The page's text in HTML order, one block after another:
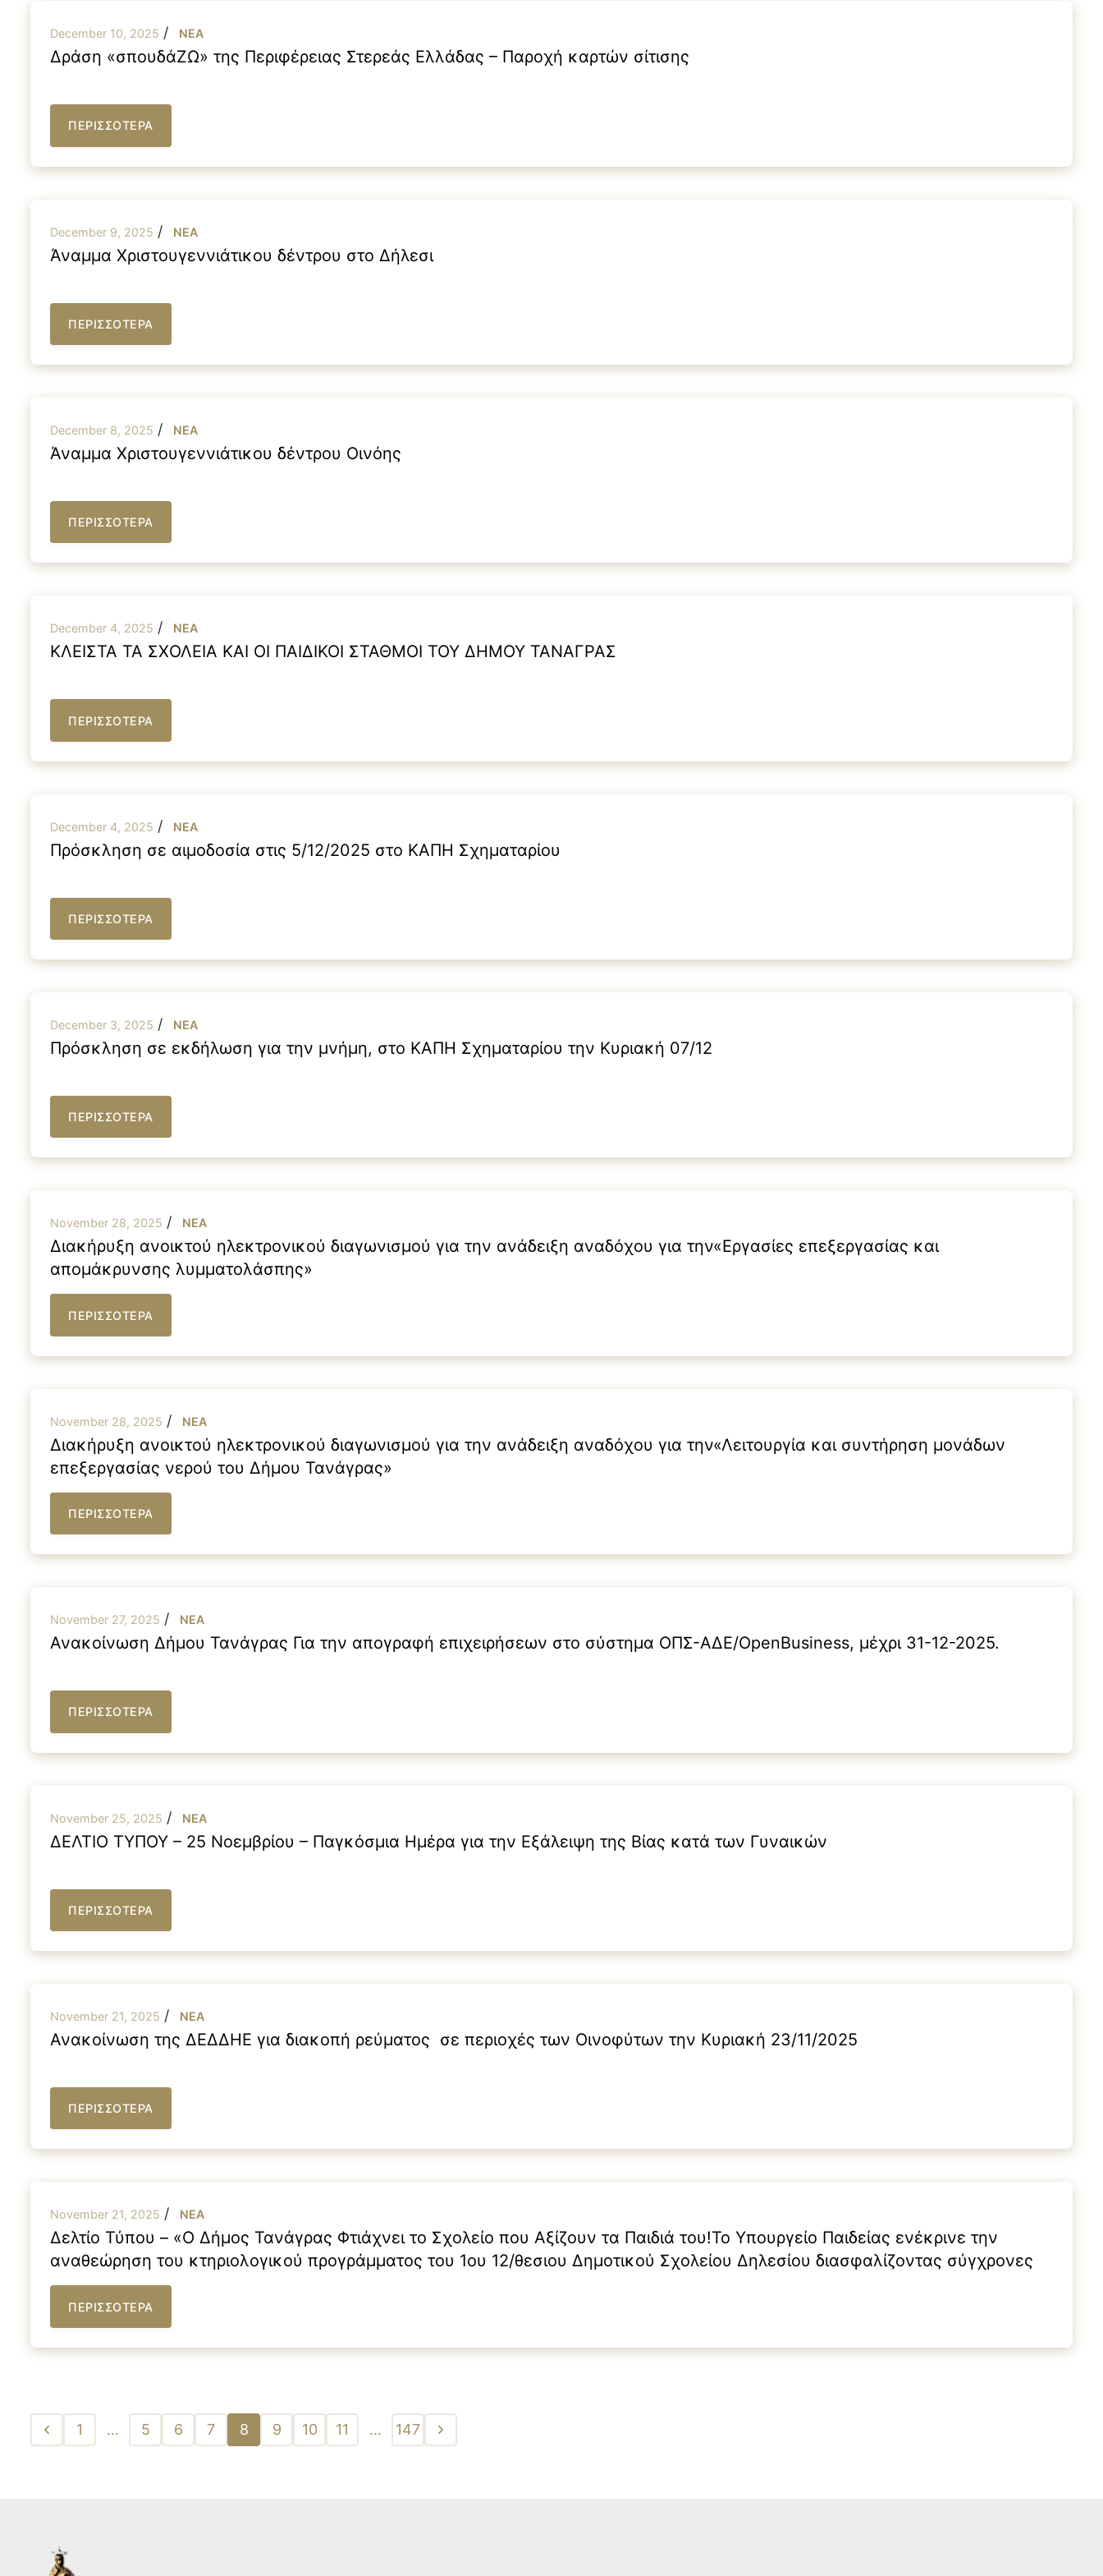
December 10, 2025 / NEA
Δράση «σπουδάΖΩ» της Περιφέρειας Στερεάς Ελλάδας – Παροχή καρτών σίτισης
ΠΕΡΙΣΣΟΤΕΡΑ
December 9, 2025 / NEA
Άναμμα Χριστουγεννιάτικου δέντρου στο Δήλεσι
ΠΕΡΙΣΣΟΤΕΡΑ
December 8, 2025 / NEA
Άναμμα Χριστουγεννιάτικου δέντρου Οινόης
ΠΕΡΙΣΣΟΤΕΡΑ
December 4, 2025 / NEA
ΚΛΕΙΣΤΑ ΤΑ ΣΧΟΛΕΙΑ ΚΑΙ ΟΙ ΠΑΙΔΙΚΟΙ ΣΤΑΘΜΟΙ ΤΟΥ ΔΗΜΟΥ ΤΑΝΑΓΡΑΣ
ΠΕΡΙΣΣΟΤΕΡΑ
December 4, 2025 / NEA
Πρόσκληση σε αιμοδοσία στις 5/12/2025 στο ΚΑΠΗ Σχηματαρίου
ΠΕΡΙΣΣΟΤΕΡΑ
December 3, 2025 / NEA
Πρόσκληση σε εκδήλωση για την μνήμη, στο ΚΑΠΗ Σχηματαρίου την Κυριακή 07/12
ΠΕΡΙΣΣΟΤΕΡΑ
November 28, 2025 / NEA
Διακήρυξη ανοικτού ηλεκτρονικού διαγωνισμού για την ανάδειξη αναδόχου για την«Εργασίες επεξεργασίας και
απομάκρυνσης λυμματολάσπης»
ΠΕΡΙΣΣΟΤΕΡΑ
November 28, 2025 / NEA
Διακήρυξη ανοικτού ηλεκτρονικού διαγωνισμού για την ανάδειξη αναδόχου για την«Λειτουργία και συντήρηση μονάδων
επεξεργασίας νερού του Δήμου Τανάγρας»
ΠΕΡΙΣΣΟΤΕΡΑ
November 27, 2025 / NEA
Ανακοίνωση Δήμου Τανάγρας Για την απογραφή επιχειρήσεων στο σύστημα ΟΠΣ-ΑΔΕ/OpenBusiness, μέχρι 31-12-2025.
ΠΕΡΙΣΣΟΤΕΡΑ
November 25, 2025 / NEA
ΔΕΛΤΙΟ ΤΥΠΟΥ – 25 Νοεμβρίου – Παγκόσμια Ημέρα για την Εξάλειψη της Βίας κατά των Γυναικών
ΠΕΡΙΣΣΟΤΕΡΑ
November 21, 2025 / NEA
Ανακοίνωση της ΔΕΔΔΗΕ για διακοπή ρεύματος σε περιοχές των Οινοφύτων την Κυριακή 23/11/2025
ΠΕΡΙΣΣΟΤΕΡΑ
November 21, 2025 / NEA
Δελτίο Τύπου – «Ο Δήμος Τανάγρας Φτιάχνει το Σχολείο που Αξίζουν τα Παιδιά του!Το Υπουργείο Παιδείας ενέκρινε την
αναθεώρηση του κτηριολογικού προγράμματος του 1ου 12/θεσιου Δημοτικού Σχολείου Δηλεσίου διασφαλίζοντας σύγχρονες
υποδομές και καλύτερες συνθήκες μάθησης για 240 μαθητές.»
ΠΕΡΙΣΣΟΤΕΡΑ
Posts
1 … 5 6 7 8 9 10 11 … 147